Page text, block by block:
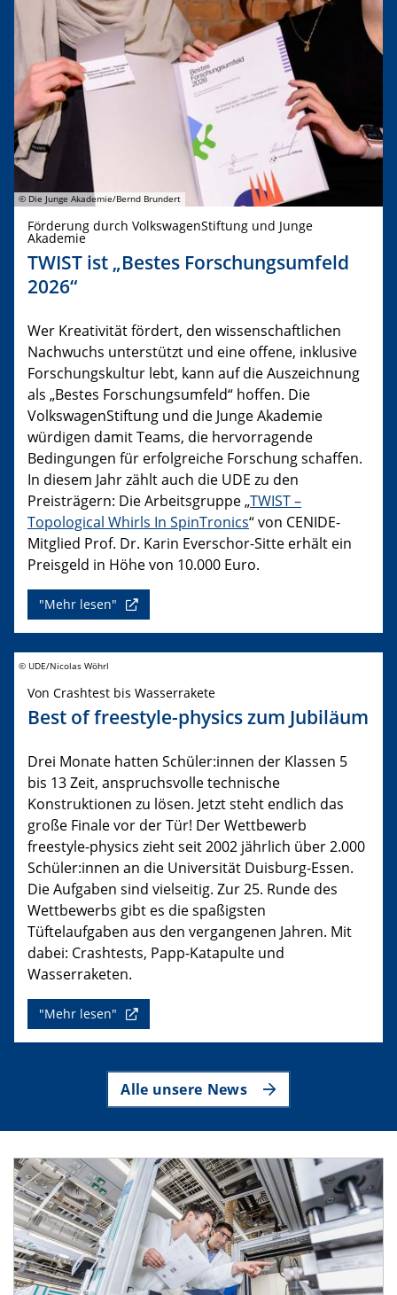
© Die Junge Akademie/Bernd Brundert
Förderung durch VolkswagenStiftung und Junge
Akademie
TWIST ist „Bestes Forschungsumfeld
2026“
Wer Kreativität fördert, den wissenschaftlichen
Nachwuchs unterstützt und eine offene, inklusive
Forschungskultur lebt, kann auf die Auszeichnung
als „Bestes Forschungsumfeld“ hoffen. Die
VolkswagenStiftung und die Junge Akademie
würdigen damit Teams, die hervorragende
Bedingungen für erfolgreiche Forschung schaffen.
In diesem Jahr zählt auch die UDE zu den
Preisträgern: Die Arbeitsgruppe „TWIST –
Topological Whirls In SpinTronics“ von CENIDE-
Mitglied Prof. Dr. Karin Everschor-Sitte erhält ein
Preisgeld in Höhe von 10.000 Euro.
"Mehr lesen"
© UDE/Nicolas Wöhrl
Von Crashtest bis Wasserrakete
Best of freestyle-physics zum Jubiläum
Drei Monate hatten Schüler:innen der Klassen 5
bis 13 Zeit, anspruchsvolle technische
Konstruktionen zu lösen. Jetzt steht endlich das
große Finale vor der Tür! Der Wettbewerb
freestyle-physics zieht seit 2002 jährlich über 2.000
Schüler:innen an die Universität Duisburg-Essen.
Die Aufgaben sind vielseitig. Zur 25. Runde des
Wettbewerbs gibt es die spaßigsten
Tüftelaufgaben aus den vergangenen Jahren. Mit
dabei: Crashtests, Papp-Katapulte und
Wasserraketen.
"Mehr lesen"
Alle unsere News